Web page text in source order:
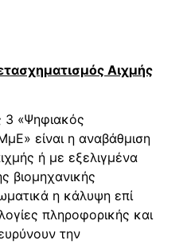
Αιχμής
3 «Ψηφιακός
είναι η αναβάθμιση
ή με εξελιγμένα
βιομηχανικής
η κάλυψη επί
πληροφορικής και
την